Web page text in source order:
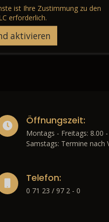
ist Ihre Zustimmung zu den
erforderlich.
aktivieren
Öffnungszeit:
Montags - Freitags: 8.00
Samstags: Termine nach
Telefon:
0 71 23 / 97 2 - 0